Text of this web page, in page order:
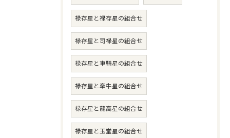
禄存星と禄存星の組合せ
禄存星と司禄星の組合せ
禄存星と車騎星の組合せ
禄存星と牽牛星の組合せ
禄存星と龍高星の組合せ
禄存星と玉堂星の組合せ